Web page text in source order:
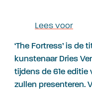
Lees voor
‘The Fortress’ is
kunstenaar Dries
tijdens de 61e editie
zullen presenteren.